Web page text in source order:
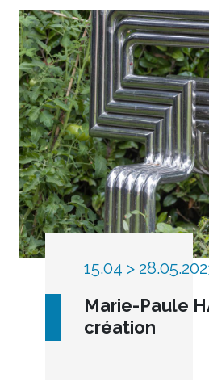
15.04 >
Marie-Paule
création